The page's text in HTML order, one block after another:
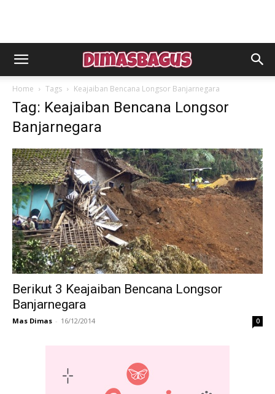
Home Tags Keajaiban Bencana Longsor Banjarnegara
Tag: Keajaiban Bencana Longsor
Banjarnegara
Berikut 3 Keajaiban Bencana Longsor
Banjarnegara
Mas Dimas - 16/12/2014 0